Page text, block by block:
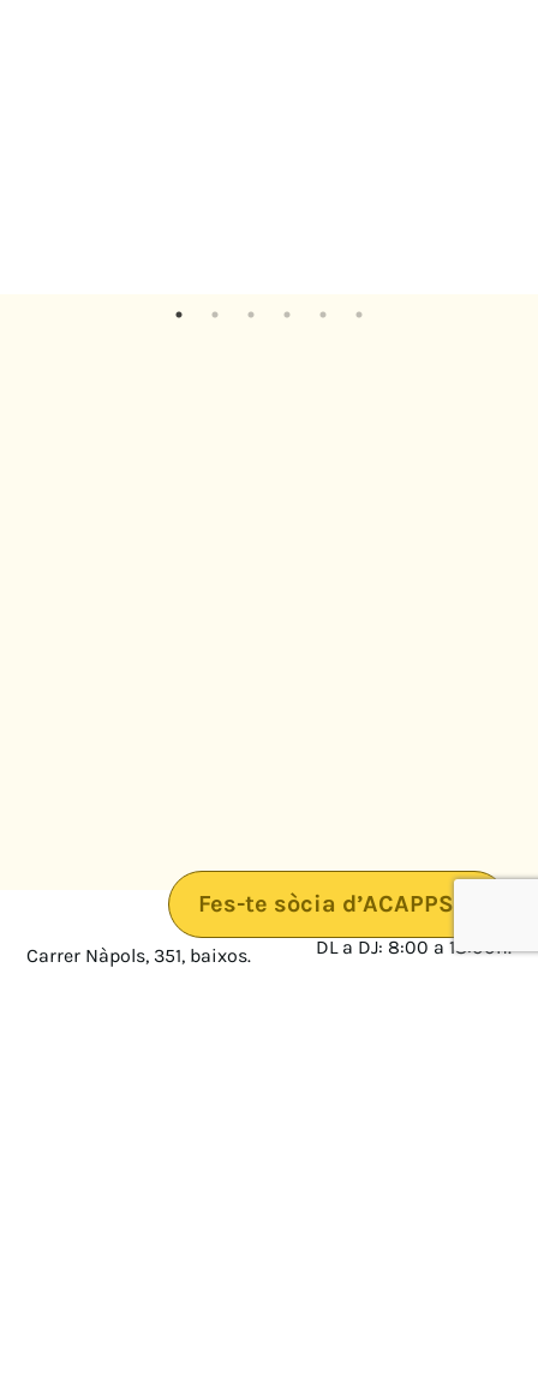
Fes-te sòcia d’ACAPPS
Carrer Nàpols, 351, baixos.
08025 · Barcelona
DL a DJ: 8:00 a 18:00h.